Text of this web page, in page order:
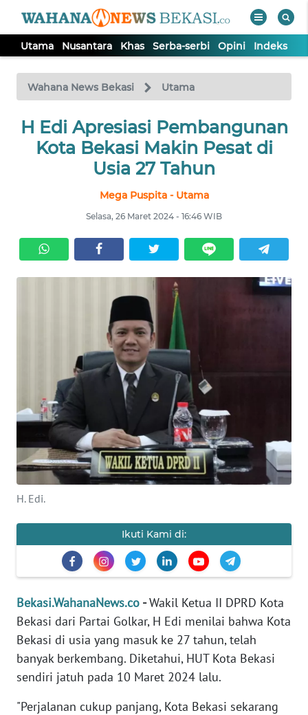
Utama Nusantara Khas Serba-serbi Opini Indeks
Wahana News Bekasi Utama
H Edi Apresiasi Pembangunan
Kota Bekasi Makin Pesat di
Usia 27 Tahun
Mega Puspita - Utama
Selasa, 26 Maret 2024 - 16:46 WIB
H. Edi.
Ikuti Kami di:
Bekasi.WahanaNews.co -Wakil Ketua II DPRD Kota
Bekasi dari Partai Golkar, H Edi menilai bahwa Kota
Bekasi di usia yang masuk ke 27 tahun, telah
banyak berkembang. Diketahui, HUT Kota Bekasi
sendiri jatuh pada 10 Maret 2024 lalu.
"Perjalanan cukup panjang, Kota Bekasi sekarang
TV
Tutup
UTAMA
SERBA-
SERBI
KONTAK
KAMI
INFO
PEDOMAN
MEDIA
REDAKSI
KARIR
DISCLAIMER